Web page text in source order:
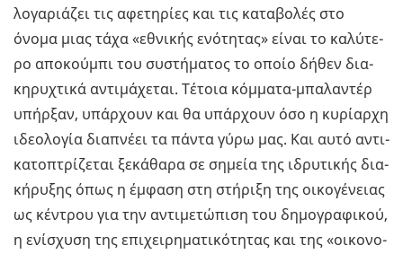
λο­γα­ριά­ζει τις αφε­τη­ρί­ες και τις κα­τα­βο­λές στο
όνομα μιας τάχα «εθνι­κής ενό­τη­τας» είναι το κα­λύ­τε­
ρο απο­κού­μπι του συ­στή­μα­τος το οποίο δήθεν δια­
κη­ρυ­χτι­κά αντι­μά­χε­ται. Τέ­τοια κόμ­μα­τα-μπα­λα­ντέρ
υπήρ­ξαν, υπάρ­χουν και θα υπάρ­χουν όσο η κυ­ρί­αρ­χη
ιδε­ο­λο­γία δια­πνέ­ει τα πάντα γύρω μας. Και αυτό αντι­
κα­το­πτρί­ζε­ται ξε­κά­θα­ρα σε ση­μεία της ιδρυ­τι­κής δια­
κή­ρυ­ξης όπως η έμ­φα­ση στη στή­ρι­ξη της οι­κο­γέ­νειας
ως κέ­ντρου για την αντι­με­τώ­πι­ση του δη­μο­γρα­φι­κού,
η ενί­σχυ­ση της επι­χει­ρη­μα­τι­κό­τη­τας και της «οι­κο­νο­